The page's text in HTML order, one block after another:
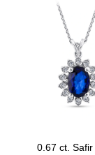
0.67 ct. Safir